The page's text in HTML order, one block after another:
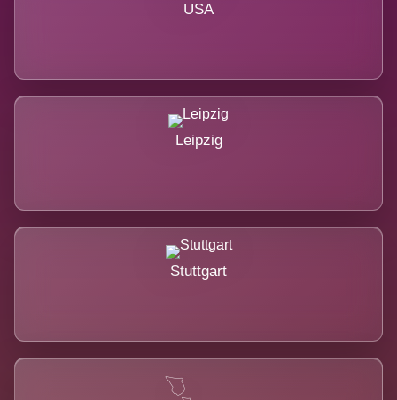
USA
Leipzig
Stuttgart